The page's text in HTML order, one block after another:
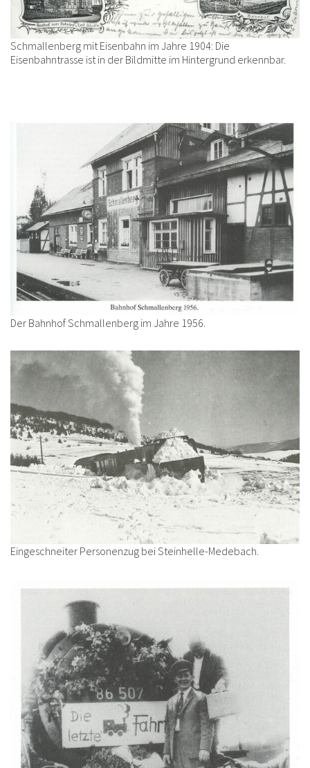
Schmallenberg mit Eisenbahn im Jahre 1904: Die
Eisenbahntrasse ist in der Bildmitte im Hintergrund erkennbar.
Der Bahnhof Schmallenberg im Jahre 1956.
Eingeschneiter Personenzug bei Steinhelle-Medebach.